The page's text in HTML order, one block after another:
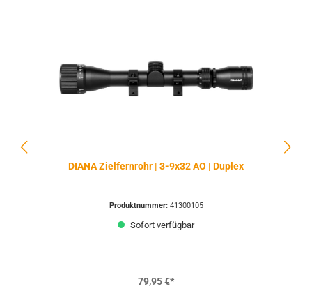
DIANA Zielfernrohr | 3-9x32 AO | Duplex
Produktnummer: 41300105
Sofort verfügbar
79,95 €*